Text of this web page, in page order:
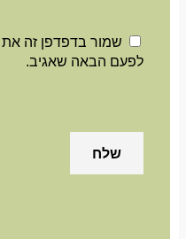
שמור בדפדפן זה את
לפעם הבאה שאגיב.